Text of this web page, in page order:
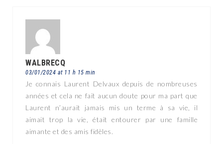
WALBRECQ
03/01/2024 at 11 h 15 min
Je connais Laurent Delvaux depuis de nombreuses
années et cela ne fait aucun doute pour ma part que
Laurent n’aurait jamais mis un terme à sa vie, il
aimait trop la vie, était entourer par une famille
aimante et des amis fidèles.